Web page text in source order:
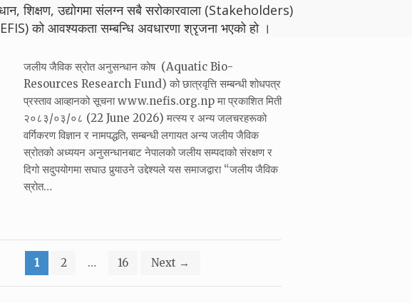
शिक्षण, उद्योगमा संलग्न सबै सरोकारवाला (Stakeholders)
को आवश्यकता सम्बन्धि अवधारणा श्रृजना भएको हो ।
जलीय जैविक स्रोत अनुसन्धान कोष (Aquatic Bio-
Resources Research Fund) को छात्रवृत्ति सम्बन्धी शोधपत्र
प्रस्ताव आव्हानको सूचना www.nefis.org.np मा प्रकाशित मिती
२०८३/०३/०८ (22 June 2026) मत्स्य र अन्य जलचरहरूको
वर्गिकरण विज्ञान र नामपद्धति‚ सम्बन्धी लगायत अन्य जलीय जैविक
स्रोतको अध्ययन अनुसन्धानबाट नेपालको जलीय सम्पदाको संरक्षण र
दिगो सदुपयोगमा सघाउ पुर्‍याउने उद्देश्यले यस समाजद्वारा “जलीय जैविक
स्रोत…
1 2 … 16 Next →